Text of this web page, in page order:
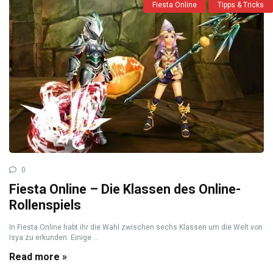
Fiesta Online Tipps & Tricks
0
Fiesta Online – Die Klassen des Online-
Rollenspiels
In Fiesta Online habt ihr die Wahl zwischen sechs Klassen um die Welt von
Isya zu erkunden. Einige ...
Read more »